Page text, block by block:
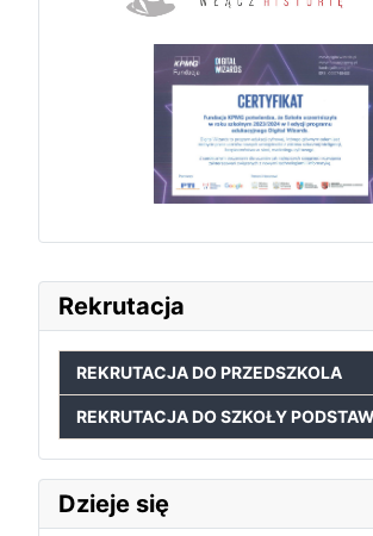
Rekrutacja
REKRUTACJA DO PRZEDSZKOLA
REKRUTACJA DO SZKOŁY
Dzieje się